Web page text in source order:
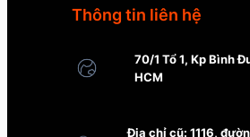
Thông tin liên hệ
70/1 Tổ 1, Kp Bình
HCM
Địa chỉ cũ: 1116,